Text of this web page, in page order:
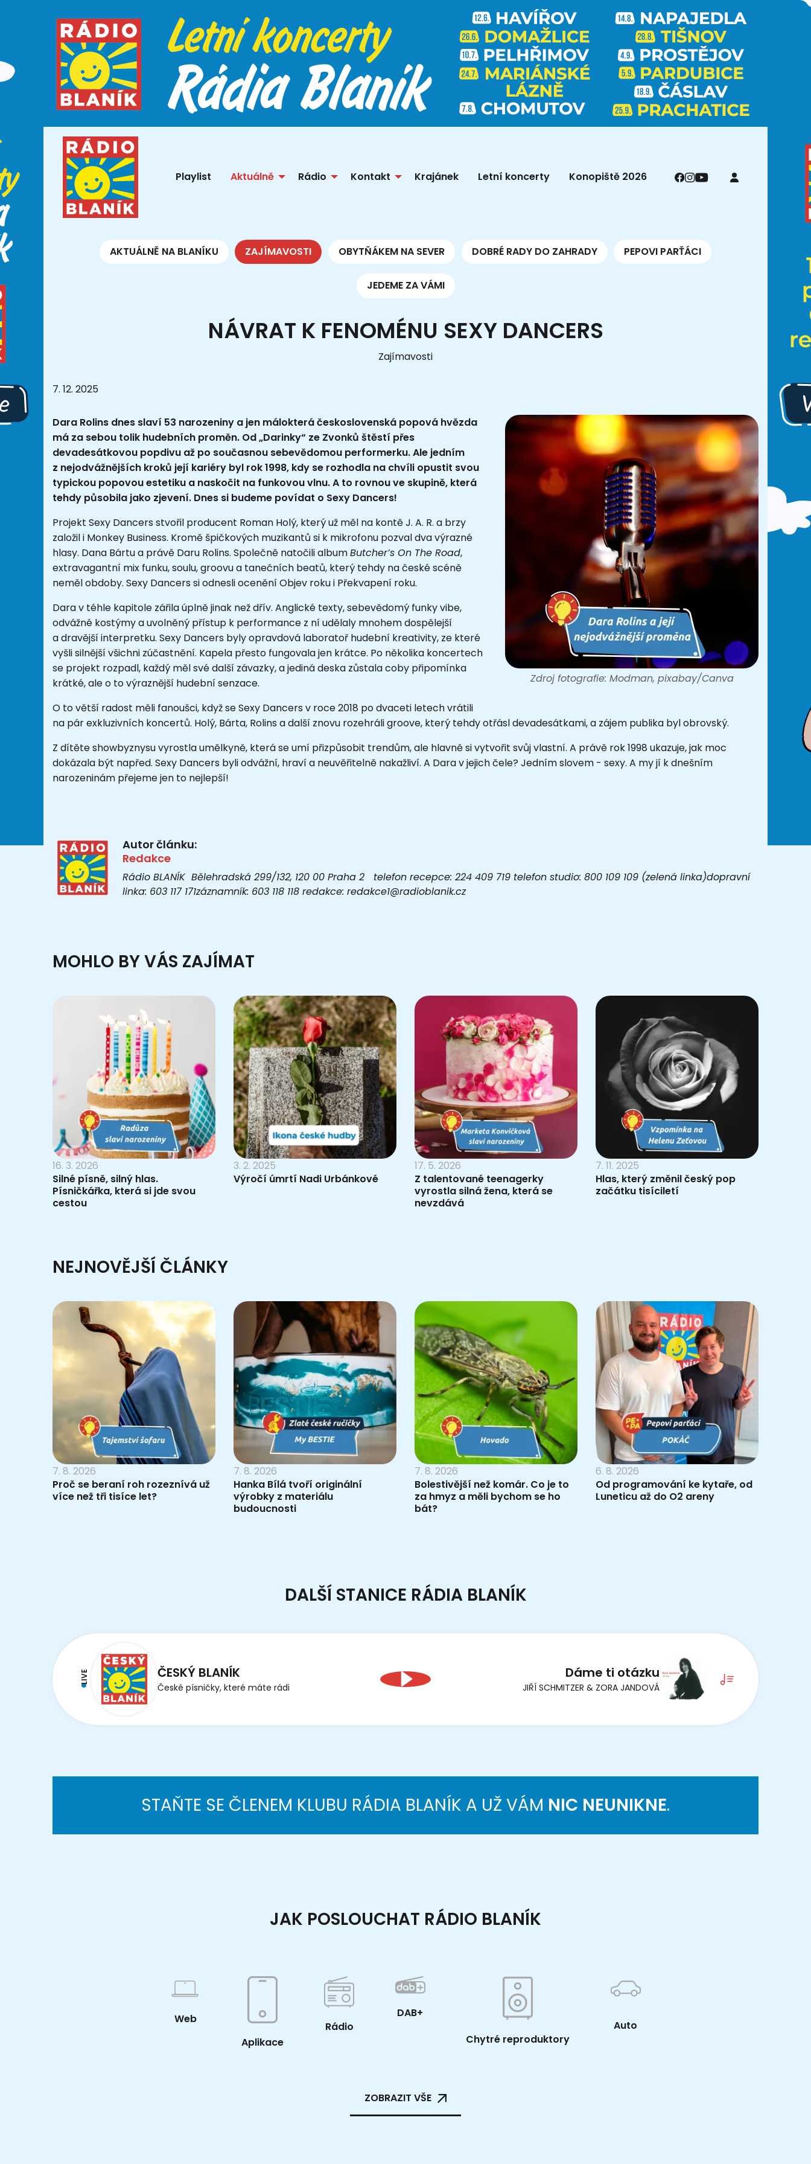
Playlist Aktuálně Rádio Kontakt Krajánek Letní koncerty Konopiště 2026
AKTUÁLNĚ NA BLANÍKU ZAJÍMAVOSTI OBYTŇÁKEM NA SEVER DOBRÉ RADY DO ZAHRADY PEPOVI PARŤÁCI
JEDEME ZA VÁMI
NÁVRAT K FENOMÉNU SEXY DANCERS
Zajímavosti
7. 12. 2025
Zdroj fotografie: Modman, pixabay/Canva
Dara Rolins dnes slaví 53 narozeniny a jen málokterá československá popová hvězda
má za sebou tolik hudebních proměn. Od „Darinky“ ze Zvonků štěstí přes
devadesátkovou popdivu až po současnou sebevědomou performerku. Ale jedním
z nejodvážnějších kroků její kariéry byl rok 1998, kdy se rozhodla na chvíli opustit svou
typickou popovou estetiku a naskočit na funkovou vlnu. A to rovnou ve skupině, která
tehdy působila jako zjevení. Dnes si budeme povídat o Sexy Dancers!
Projekt Sexy Dancers stvořil producent Roman Holý, který už měl na kontě J. A. R. a brzy
založil i Monkey Business. Kromě špičkových muzikantů si k mikrofonu pozval dva výrazné
hlasy. Dana Bártu a právě Daru Rolins. Společně natočili albumButcher’s On The Road,
extravagantní mix funku, soulu, groovu a tanečních beatů, který tehdy na české scéně
neměl obdoby. Sexy Dancers si odnesli ocenění Objev roku i Překvapení roku.
Dara v téhle kapitole zářila úplně jinak než dřív. Anglické texty, sebevědomý funky vibe,
odvážné kostýmy a uvolněný přístup k performance z ní udělaly mnohem dospělejší
a dravější interpretku. Sexy Dancers byly opravdová laboratoř hudební kreativity, ze které
vyšli silnější všichni zúčastnění. Kapela přesto fungovala jen krátce. Po několika koncertech
se projekt rozpadl, každý měl své další závazky, a jediná deska zůstala coby připomínka
krátké, ale o to výraznější hudební senzace.
O to větší radost měli fanoušci, když se Sexy Dancers v roce 2018 po dvaceti letech vrátili
na pár exkluzivních koncertů. Holý, Bárta, Rolins a další znovu rozehráli groove, který tehdy otřásl devadesátkami, a zájem publika byl obrovský.
Z dítěte showbyznysu vyrostla umělkyně, která se umí přizpůsobit trendům, ale hlavně si vytvořit svůj vlastní. A právě rok 1998 ukazuje, jak moc
dokázala být napřed. Sexy Dancers byli odvážní, hraví a neuvěřitelně nakažliví. A Dara v jejich čele? Jedním slovem - sexy. A my jí k dnešním
narozeninám přejeme jen to nejlepší!
Autor článku:
Redakce
Rádio BLANÍK Bělehradská 299/132, 120 00 Praha 2 telefon recepce: 224 409 719 telefon studio: 800 109 109 (zelená linka)dopravní
linka: 603 117 171záznamník: 603 118 118 redakce: redakce1@radioblanik.cz
MOHLO BY VÁS ZAJÍMAT
16. 3. 2026
Silné písně, silný hlas.
Písničkářka, která si jde svou
cestou
3. 2. 2025
Výročí úmrtí Nadi Urbánkové
17. 5. 2026
Z talentované teenagerky
vyrostla silná žena, která se
nevzdává
7. 11. 2025
Hlas, který změnil český pop
začátku tisíciletí
NEJNOVĚJŠÍ ČLÁNKY
7. 8. 2026
Proč se beraní roh rozeznívá už
více než tři tisíce let?
7. 8. 2026
Hanka Bílá tvoří originální
výrobky z materiálu
budoucnosti
7. 8. 2026
Bolestivější než komár. Co je to
za hmyz a měli bychom se ho
bát?
6. 8. 2026
Od programování ke kytaře, od
Luneticu až do O2 areny
DALŠÍ STANICE RÁDIA BLANÍK
LIVE ČESKÝ BLANÍK
České písničky, které máte rádi
Dáme ti otázku
JIŘÍ SCHMITZER & ZORA JANDOVÁ
STAŇTE SE ČLENEM KLUBU RÁDIA BLANÍK A UŽ VÁM NIC NEUNIKNE.
JAK POSLOUCHAT RÁDIO BLANÍK
Web
Aplikace
Rádio
DAB+
Chytré reproduktory
Auto
ZOBRAZIT VŠE